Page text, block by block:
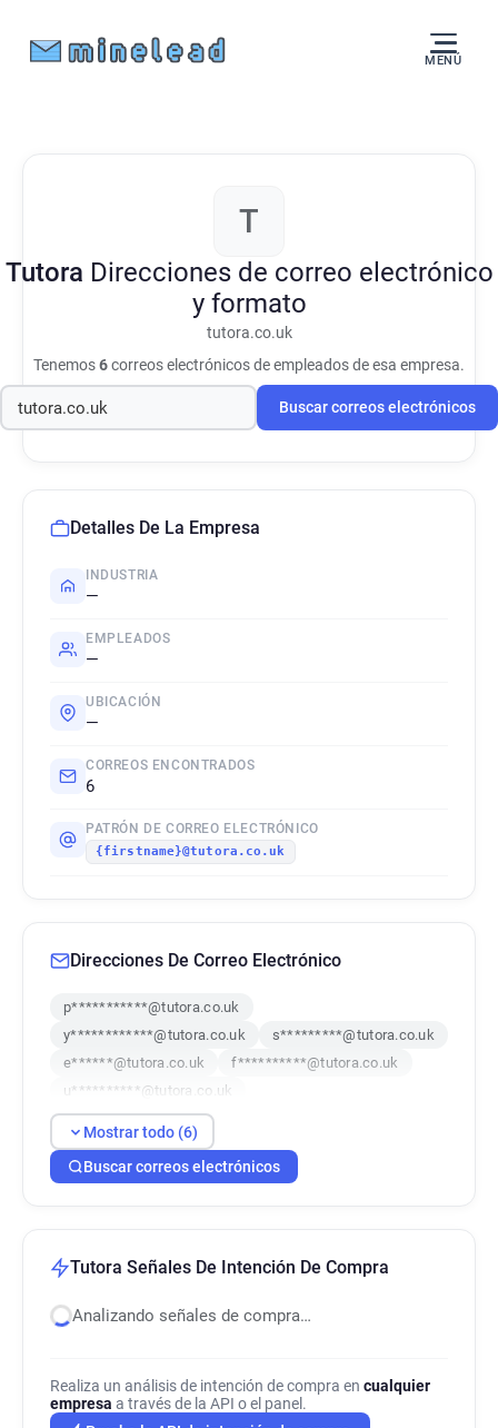
MENÚ
T
Tutora Direcciones de correo electrónico
y formato
tutora.co.uk
Tenemos6correos electrónicos de empleados de esa empresa.
Buscar correos electrónicos
Detalles De La Empresa
INDUSTRIA
—
EMPLEADOS
—
UBICACIÓN
—
CORREOS ENCONTRADOS
6
PATRÓN DE CORREO ELECTRÓNICO
{firstname}@tutora.co.uk
Direcciones De Correo Electrónico
p***********@tutora.co.uk
y************@tutora.co.uk
s*********@tutora.co.uk
e******@tutora.co.uk
f**********@tutora.co.uk
u**********@tutora.co.uk
Mostrar todo (6)
Buscar correos electrónicos
Tutora Señales De Intención De Compra
Analizando señales de compra…
Realiza un análisis de intención de compra en cualquier
empresa a través de la API o el panel.